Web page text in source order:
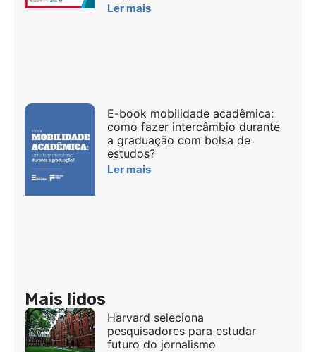
Ler mais
E-book mobilidade acadêmica:
como fazer intercâmbio durante
a graduação com bolsa de
estudos?
Ler mais
Mais lidos
Harvard seleciona
pesquisadores para estudar
futuro do jornalismo